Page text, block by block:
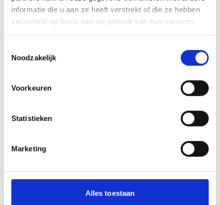
informatie die u aan ze heeft verstrekt of die ze hebben
verzameld op basis van uw gebruik van hun services.
Noodzakelijk
Voorkeuren
Statistieken
Marketing
Alles toestaan
Altijd met ervaren en professionele chauffeur!
chauffeurs regelen wij alle bus vervoer voor
een netwerk van collega-touringcarbedrijven
Nederland en heel Europa kunnen realiseren.
Zo hebben we altijd voldoende capaciteit om
regelen. Van A tot Z, van deur tot deur.
Ons wagenpark